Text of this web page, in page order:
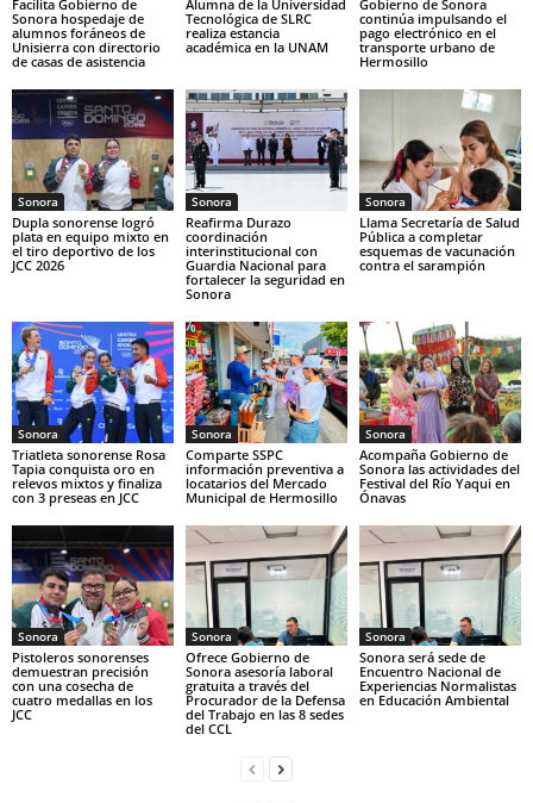
Facilita Gobierno de
Sonora hospedaje de
alumnos foráneos de
Unisierra con directorio
de casas de asistencia
Alumna de la Universidad
Tecnológica de SLRC
realiza estancia
académica en la UNAM
Gobierno de Sonora
continúa impulsando el
pago electrónico en el
transporte urbano de
Hermosillo
Sonora
Dupla sonorense logró
plata en equipo mixto en
el tiro deportivo de los
JCC 2026
Sonora
Reafirma Durazo
coordinación
interinstitucional con
Guardia Nacional para
fortalecer la seguridad en
Sonora
Sonora
Llama Secretaría de Salud
Pública a completar
esquemas de vacunación
contra el sarampión
Sonora
Triatleta sonorense Rosa
Tapia conquista oro en
relevos mixtos y finaliza
con 3 preseas en JCC
Sonora
Comparte SSPC
información preventiva a
locatarios del Mercado
Municipal de Hermosillo
Sonora
Acompaña Gobierno de
Sonora las actividades del
Festival del Río Yaqui en
Ónavas
Sonora
Pistoleros sonorenses
demuestran precisión
con una cosecha de
cuatro medallas en los
JCC
Sonora
Ofrece Gobierno de
Sonora asesoría laboral
gratuita a través del
Procurador de la Defensa
del Trabajo en las 8 sedes
del CCL
Sonora
Sonora será sede de
Encuentro Nacional de
Experiencias Normalistas
en Educación Ambiental